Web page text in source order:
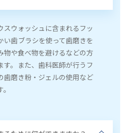
スウォッシュに含まれるフッ
い歯ブラシを使って歯磨きを
物や食べ物を避けるなどの方
す。また、歯科医師が行うフ
歯磨き粉・ジェルの使用など